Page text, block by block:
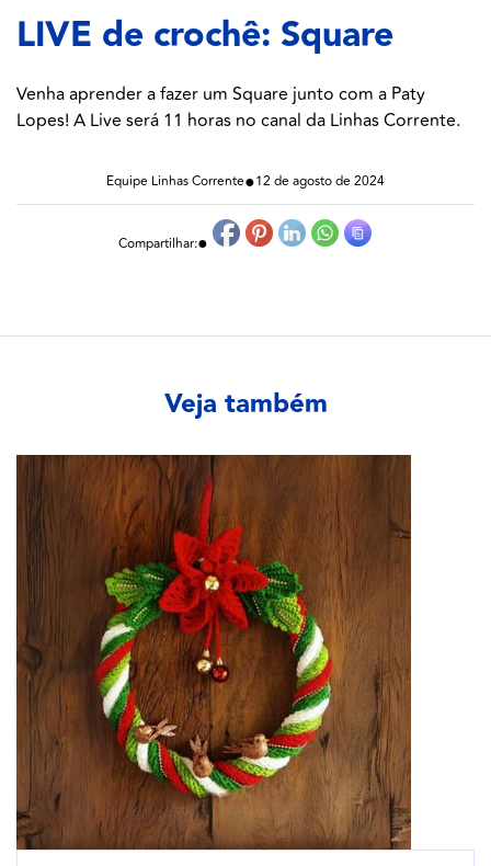
LIVE de crochê: Square
Venha aprender a fazer um Square junto com a Paty
Lopes! A Live será 11 horas no canal da Linhas Corrente.
Equipe Linhas Corrente●12 de agosto de 2024
Compartilhar:●
Veja também